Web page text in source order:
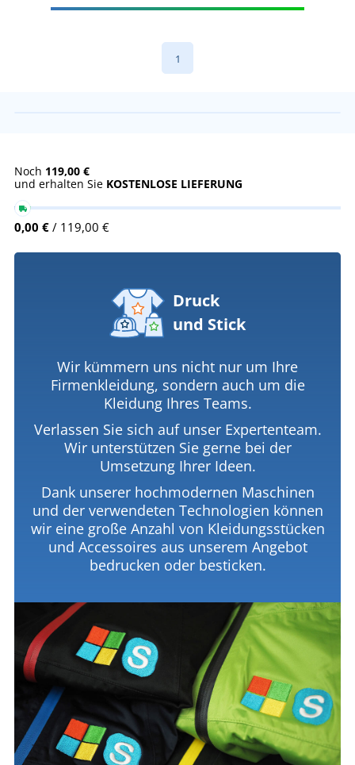
1
Noch 119,00 €
und erhalten Sie KOSTENLOSE LIEFERUNG
0,00 € / 119,00 €
Druck
und Stick
Wir kümmern uns nicht nur um Ihre
Firmenkleidung, sondern auch um die
Kleidung Ihres Teams.
Verlassen Sie sich auf unser Expertenteam.
Wir unterstützen Sie gerne bei der
Umsetzung Ihrer Ideen.
Dank unserer hochmodernen Maschinen
und der verwendeten Technologien können
wir eine große Anzahl von Kleidungsstücken
und Accessoires aus unserem Angebot
bedrucken oder besticken.